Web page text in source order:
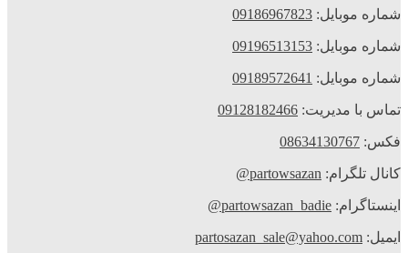
موبایل:09186967823
موبایل:09196513153
موبایل:09189572641
با مدیریت:09128182466
08634130767
تلگرام:partowsazan@
partowsazan_badie@
partosazan_sale@yahoo.com